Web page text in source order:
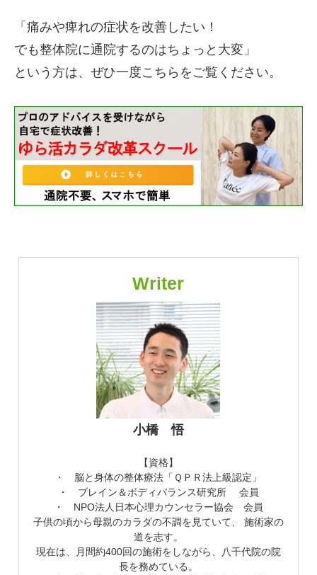
「痛みや痺れの症状を改善したい！
でも整体院に通院するのはちょっと大変」
という方は、ぜひ一度こちらをご覧ください。
Writer
小橋 悟
【資格】
・ 脳と身体の整体療法「ＱＰＲ法上級認定」
・ ブレイン＆ボディバランス研究所 会員
・ NPO法人日本心理カウンセラー協会 会員
子供の頃から母親のカラダの不調を見ていて、 施術家の
道を志す。
現在は、月間約400回の施術をしながら、八千代院の院
長を務めている。